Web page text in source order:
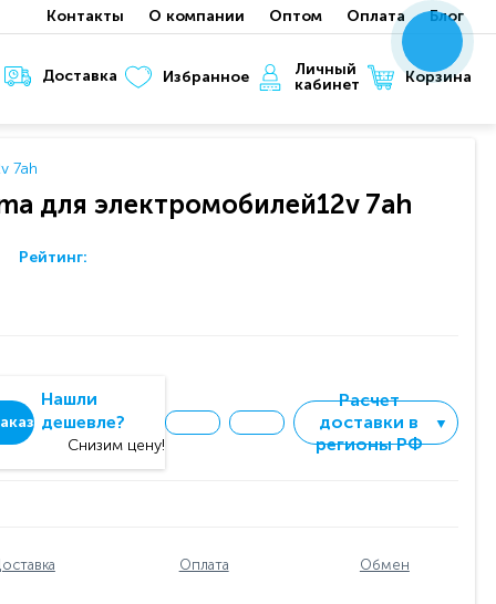
Контакты О компании Оптом Оплата Блог
Доставка Избранное
Личный
кабинет
Корзина
7ah
для электромобилей12v 7ah
Рейтинг:
Нашли
дешевле?
Снизим цену!
Расчет
доставки в
регионы РФ
▼
Оплата Обмен
xxx